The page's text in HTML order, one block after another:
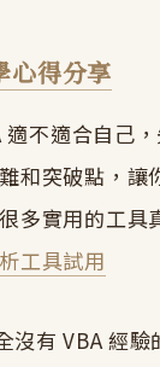
心得分享
適不適合自己
和突破點，
多實用的工具
工具試用
沒有 VBA 經